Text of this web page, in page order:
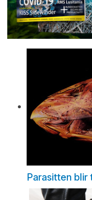
Parasitten blir